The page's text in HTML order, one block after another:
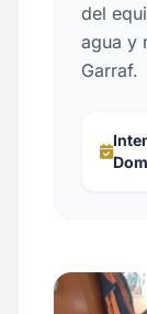
del
agua y
Garraf.